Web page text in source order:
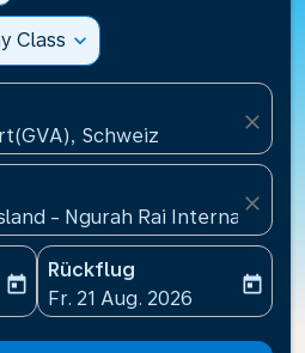
Class expand_more
Schweiz
close
- Ngurah Rai
close
date-aria-label
today
Rückflug
fc-booking-return-date-
Fr. 21 Aug. 2026
today